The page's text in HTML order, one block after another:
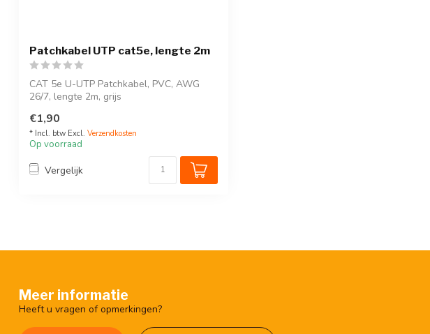
Patchkabel UTP cat5e, lengte 2m
CAT 5e U-UTP Patchkabel, PVC, AWG
26/7, lengte 2m, grijs
€1,90
* Incl. btw Excl. Verzendkosten
Op voorraad
Vergelijk
Meer informatie
Heeft u vragen of opmerkingen?